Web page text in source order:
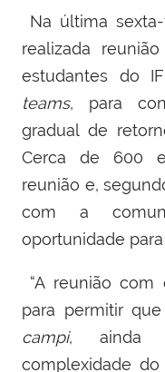
Na última
realizada
estudantes do
teams, para
gradual de
Cerca de 600
reunião e,
com a
oportunidade
“A reunião
para permitir
campi, ainda
complexidade